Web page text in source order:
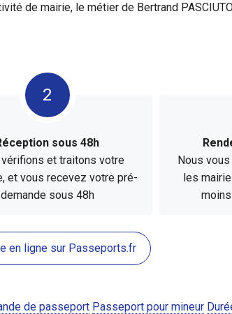
de mairie, le métier de Bertrand
sous 48h
et traitons votre
et vous recevez votre pré-
demande sous 48h
Nous
les
en ligne sur Passeports.fr
de passeport Passeport pour mineur